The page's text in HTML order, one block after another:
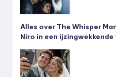
Alles over The Whisper
Niro in een